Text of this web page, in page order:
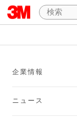
企業情報
ニュース